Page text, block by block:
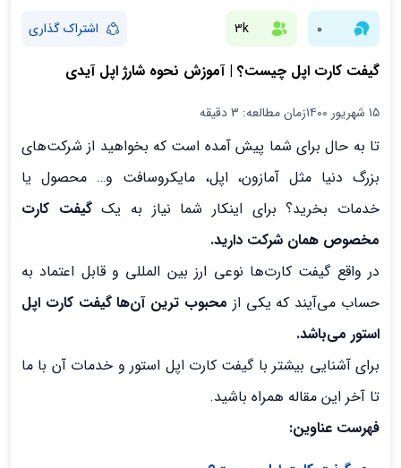
0
3k اشتراک گذاری
گیفت کارت اپل چیست؟ | آموزش نحوه شارژ اپل آیدی
۱۵ شهریور ۱۴۰۰ زمان مطالعه: 3 دقیقه
تا به حال برای شما پیش آمده است که بخواهید از شرکت‌های
بزرگ دنیا مثل آمازون، اپل، مایکروسافت و… محصول یا
خدمات بخرید؟ برای اینکار شما نیاز به یکگیفت کارت
مخصوص همان شرکت دارید.
در واقع گیفت کارت‌ها نوعی ارز بین المللی و قابل اعتماد به
حساب می‌آیند که یکی از محبوب ترین آن‌ها گیفت کارت اپل
استور می‌باشد.
برای آشنایی بیشتر با گیفت کارت اپل استور و خدمات آن با ما
تا آخر این مقاله همراه باشید.
فهرست عناوین: